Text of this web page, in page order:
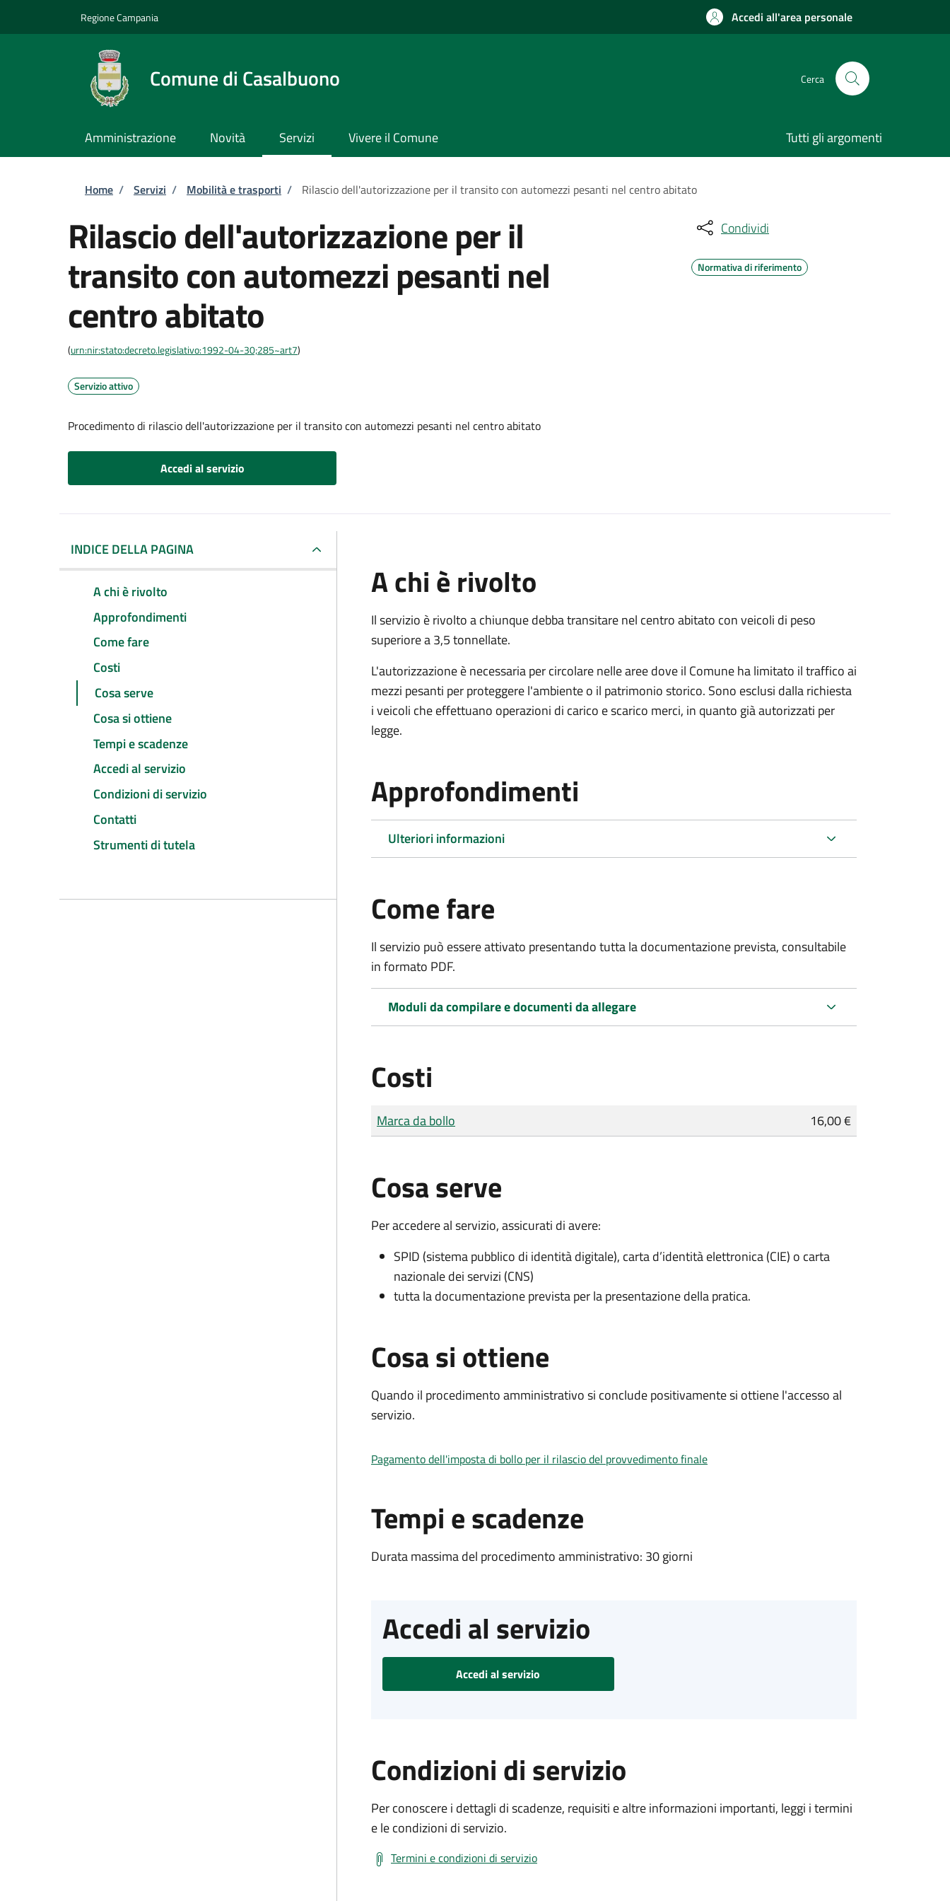
Regione Campania Accedi all'area personale
Comune di Casalbuono Cerca
Amministrazione Novità Servizi Vivere il Comune Tutti gli argomenti
Briciole di pane
Home / Servizi / Mobilità e trasporti / Rilascio dell'autorizzazione per il transito con automezzi pesanti nel centro abitato
Rilascio dell'autorizzazione per il
transito con automezzi pesanti nel
centro abitato
(urn:nir:stato:decreto.legislativo:1992-04-30;285~art7)
Servizio attivo
Procedimento di rilascio dell'autorizzazione per il transito con automezzi pesanti nel centro abitato
Accedi al servizio
Condividi
Normativa di riferimento
INDICE DELLA PAGINA
A chi è rivolto
Approfondimenti
Come fare
Costi
Cosa serve
Cosa si ottiene
Tempi e scadenze
Accedi al servizio
Condizioni di servizio
Contatti
Strumenti di tutela
A chi è rivolto
Il servizio è rivolto a chiunque debba transitare nel centro abitato con veicoli di peso
superiore a 3,5 tonnellate.
L'autorizzazione è necessaria per circolare nelle aree dove il Comune ha limitato il traffico ai
mezzi pesanti per proteggere l'ambiente o il patrimonio storico. Sono esclusi dalla richiesta
i veicoli che effettuano operazioni di carico e scarico merci, in quanto già autorizzati per
legge.
Approfondimenti
Ulteriori informazioni
Come fare
Il servizio può essere attivato presentando tutta la documentazione prevista, consultabile
in formato PDF.
Moduli da compilare e documenti da allegare
Costi
Tipo di pagamento
Importo
Marca da bollo 16,00 €
Cosa serve
Per accedere al servizio, assicurati di avere:
SPID (sistema pubblico di identità digitale), carta d’identità elettronica (CIE) o carta
nazionale dei servizi (CNS)
tutta la documentazione prevista per la presentazione della pratica.
Cosa si ottiene
Quando il procedimento amministrativo si conclude positivamente si ottiene l'accesso al
servizio.
Pagamento dell'imposta di bollo per il rilascio del provvedimento finale
Tempi e scadenze
Durata massima del procedimento amministrativo: 30 giorni
Accedi al servizio
Accedi al servizio
Condizioni di servizio
Per conoscere i dettagli di scadenze, requisiti e altre informazioni importanti, leggi i termini
e le condizioni di servizio.
Termini e condizioni di servizio